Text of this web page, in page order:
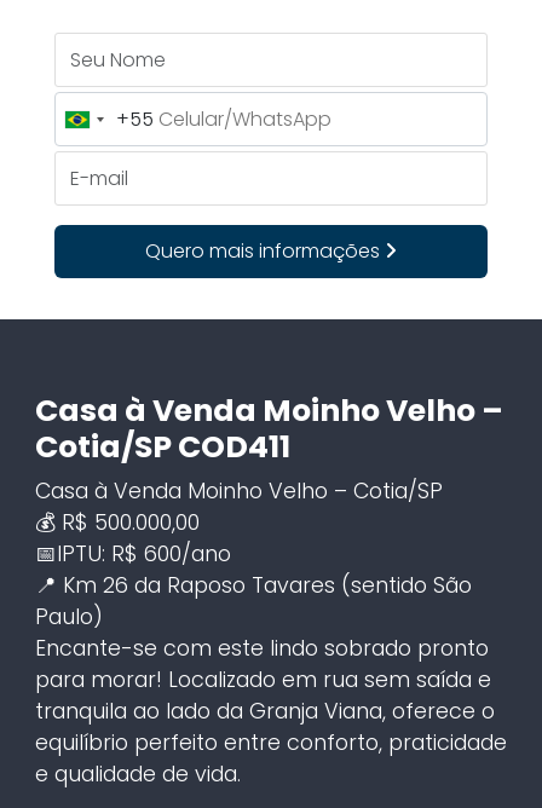
Brazil
+55
+55
Quero mais informações
Casa à Venda Moinho Velho –
Cotia/SP COD411
Casa à Venda Moinho Velho – Cotia/SP
💰 R$ 500.000,00
📅IPTU: R$ 600/ano
📍 Km 26 da Raposo Tavares (sentido São
Paulo)
Encante-se com este lindo sobrado pronto
para morar! Localizado em rua sem saída e
tranquila ao lado da Granja Viana, oferece o
equilíbrio perfeito entre conforto, praticidade
e qualidade de vida.